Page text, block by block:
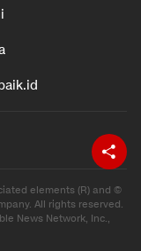
elements (R) and ©
All rights reserved.
News Network, Inc.,